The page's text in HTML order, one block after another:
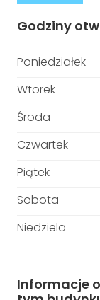
Godziny
Poniedziałek
Wtorek
Środa
Czwartek
Piątek
Sobota
Niedziela
Informacje